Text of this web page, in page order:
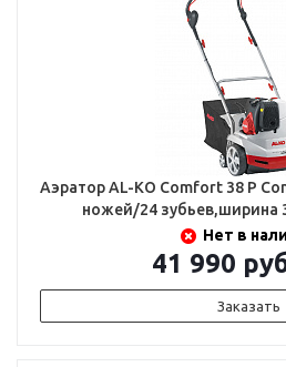
Аэратор AL-KO Comfort 38 P
ножей/24 зубьев,ширина
Нет в
41 990
Заказать